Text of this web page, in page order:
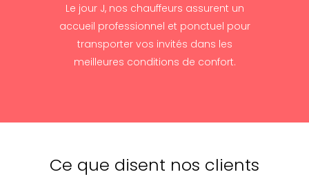
Le jour J, nos chauffeurs assurent un
accueil professionnel et ponctuel pour
transporter vos invités dans les
meilleures conditions de confort.
Ce que disent nos clients